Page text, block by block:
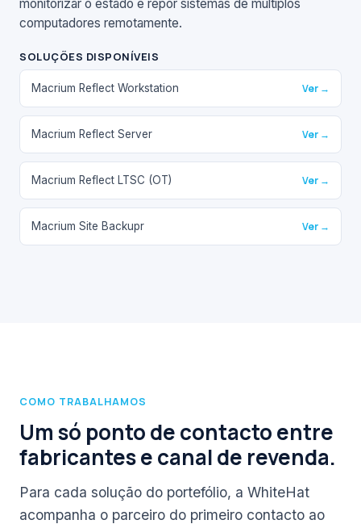
monitorizar o estado e repor sistemas de múltiplos
computadores remotamente.
SOLUÇÕES DISPONÍVEIS
Macrium Reflect Workstation Ver →
Macrium Reflect Server Ver →
Macrium Reflect LTSC (OT) Ver →
Macrium Site Backupr Ver →
COMO TRABALHAMOS
Um só ponto de contacto entre
fabricantes e canal de revenda.
Para cada solução do portefólio, a WhiteHat
acompanha o parceiro do primeiro contacto ao